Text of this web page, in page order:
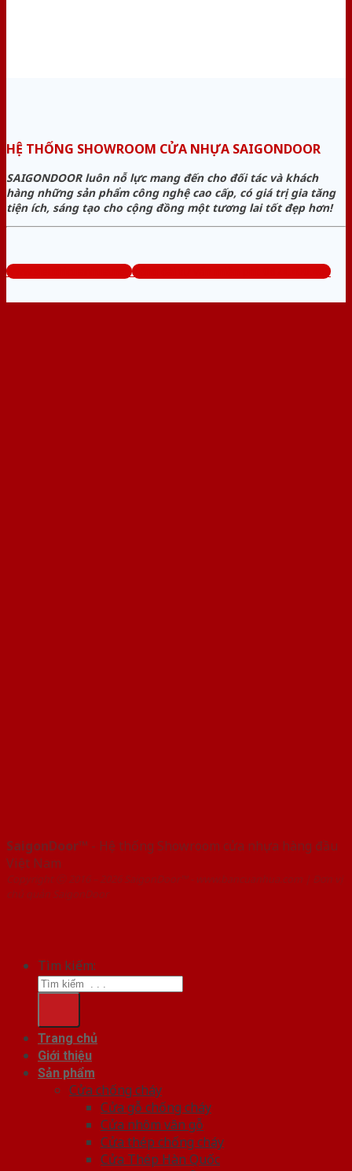
HỆ THỐNG SHOWROOM CỬA NHỰA SAIGONDOOR
SAIGONDOOR luôn nỗ lực mang đến cho đối tác và khách
hàng những sản phẩm công nghệ cao cấp, có giá trị gia tăng
tiện ích, sáng tạo cho cộng đồng một tương lai tốt đẹp hơn!
www.sieuthicuanhua.net Tổng đài tư vấn miễn phí: 0824.400.400
SaigonDoor™ - Hệ thống Showroom cửa nhựa hàng đầu
Việt Nam
Copyright ⓒ 2016 – 2026 SaigonDoor™ - www.bancuanhua.com | Đơn vị
chủ quản SaigonDoor
Tìm kiếm:
Trang chủ
Giới thiệu
Sản phẩm
Cửa chống cháy
Cửa gỗ chống cháy
Cửa nhôm vân gỗ
Cửa thép chống cháy
Cửa Thép Hàn Quốc